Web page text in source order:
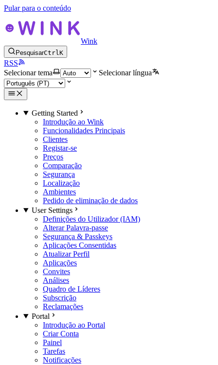
Pular para o conteúdo
Wink
PesquisarCtrlK
RSS
Selecionar tema
Selecionar língua
Getting Started
Introdução ao Wink
Funcionalidades Principais
Clientes
Registar-se
Preços
Comparação
Segurança
Localização
Ambientes
Pedido de eliminação de dados
User Settings
Definições do Utilizador (IAM)
Alterar Palavra-passe
Segurança & Passkeys
Aplicações Consentidas
Atualizar Perfil
Aplicações
Convites
Análises
Quadro de Líderes
Subscrição
Reclamações
Portal
Introdução ao Portal
Criar Conta
Painel
Tarefas
Notificações